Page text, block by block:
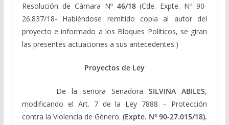
Resolución de Cámara Nº 46/18(Cde. Expte. Nº 90-
26.837/18- Habiéndose remitido copia al autor del
proyecto e informado a los Bloques Políticos, se giran
las presentes actuaciones a sus antecedentes.)
Proyectos de Ley
De la señora Senadora SILVINA ABILES,
modificando el Art. 7 de la Ley 7888 – Protección
contra la Violencia de Género. (Expte. Nº 90-27.015/18).